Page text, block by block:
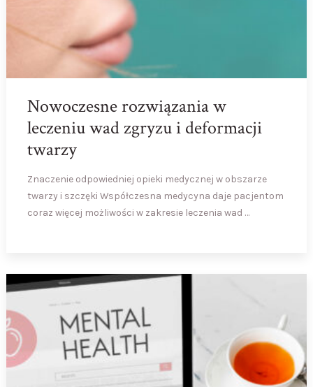
Nowoczesne rozwiązania w
leczeniu wad zgryzu i deformacji
twarzy
Znaczenie odpowiedniej opieki medycznej w obszarze
twarzy i szczęki Współczesna medycyna daje pacjentom
coraz więcej możliwości w zakresie leczenia wad …